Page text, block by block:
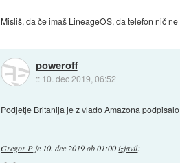
Misliš, da če imaš LineageOS, da telefon nič
poweroff
:: 10. dec 2019, 06:52
Podjetje Britanija je z vlado Amazona
Gregor Pje 10. dec 2019 ob 01:00 izjavil: